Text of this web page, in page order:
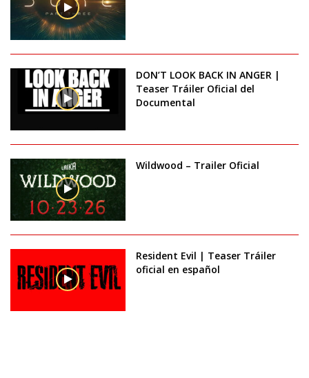
DON’T LOOK BACK IN ANGER |
Teaser Tráiler Oficial del
Documental
Wildwood – Trailer Oficial
Resident Evil | Teaser Tráiler
oficial en español